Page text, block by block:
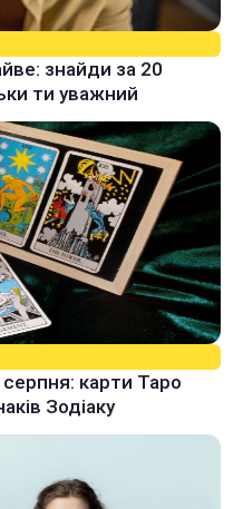
знайди за 20
ти уважний
карти Таро
Зодіаку